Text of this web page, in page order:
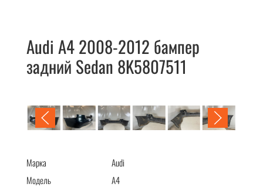
Audi A4 2008-2012 бампер
задний Sedan 8K5807511
Марка
Audi
Модель
A4